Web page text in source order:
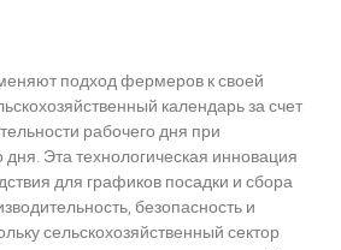
подход фермеров к своей
календарь за счет
рабочего дня при
Эта технологическая инновация
для графиков посадки и сбора
безопасность и
сельскохозяйственный сектор